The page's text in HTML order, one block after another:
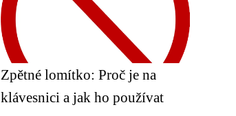
Zpětné lomítko: Proč je na
klávesnici a jak ho používat